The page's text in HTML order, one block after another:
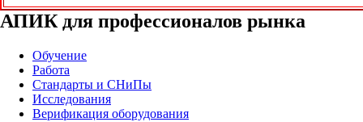
АПИК для профессионалов рынка
Обучение
Работа
Стандарты и СНиПы
Исследования
Верификация оборудования